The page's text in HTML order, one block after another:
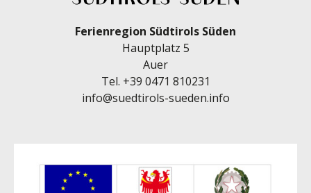
Ferienregion Südtirols Süden
Hauptplatz 5
Auer
Tel. +39 0471 810231
info@suedtirols-sueden.info